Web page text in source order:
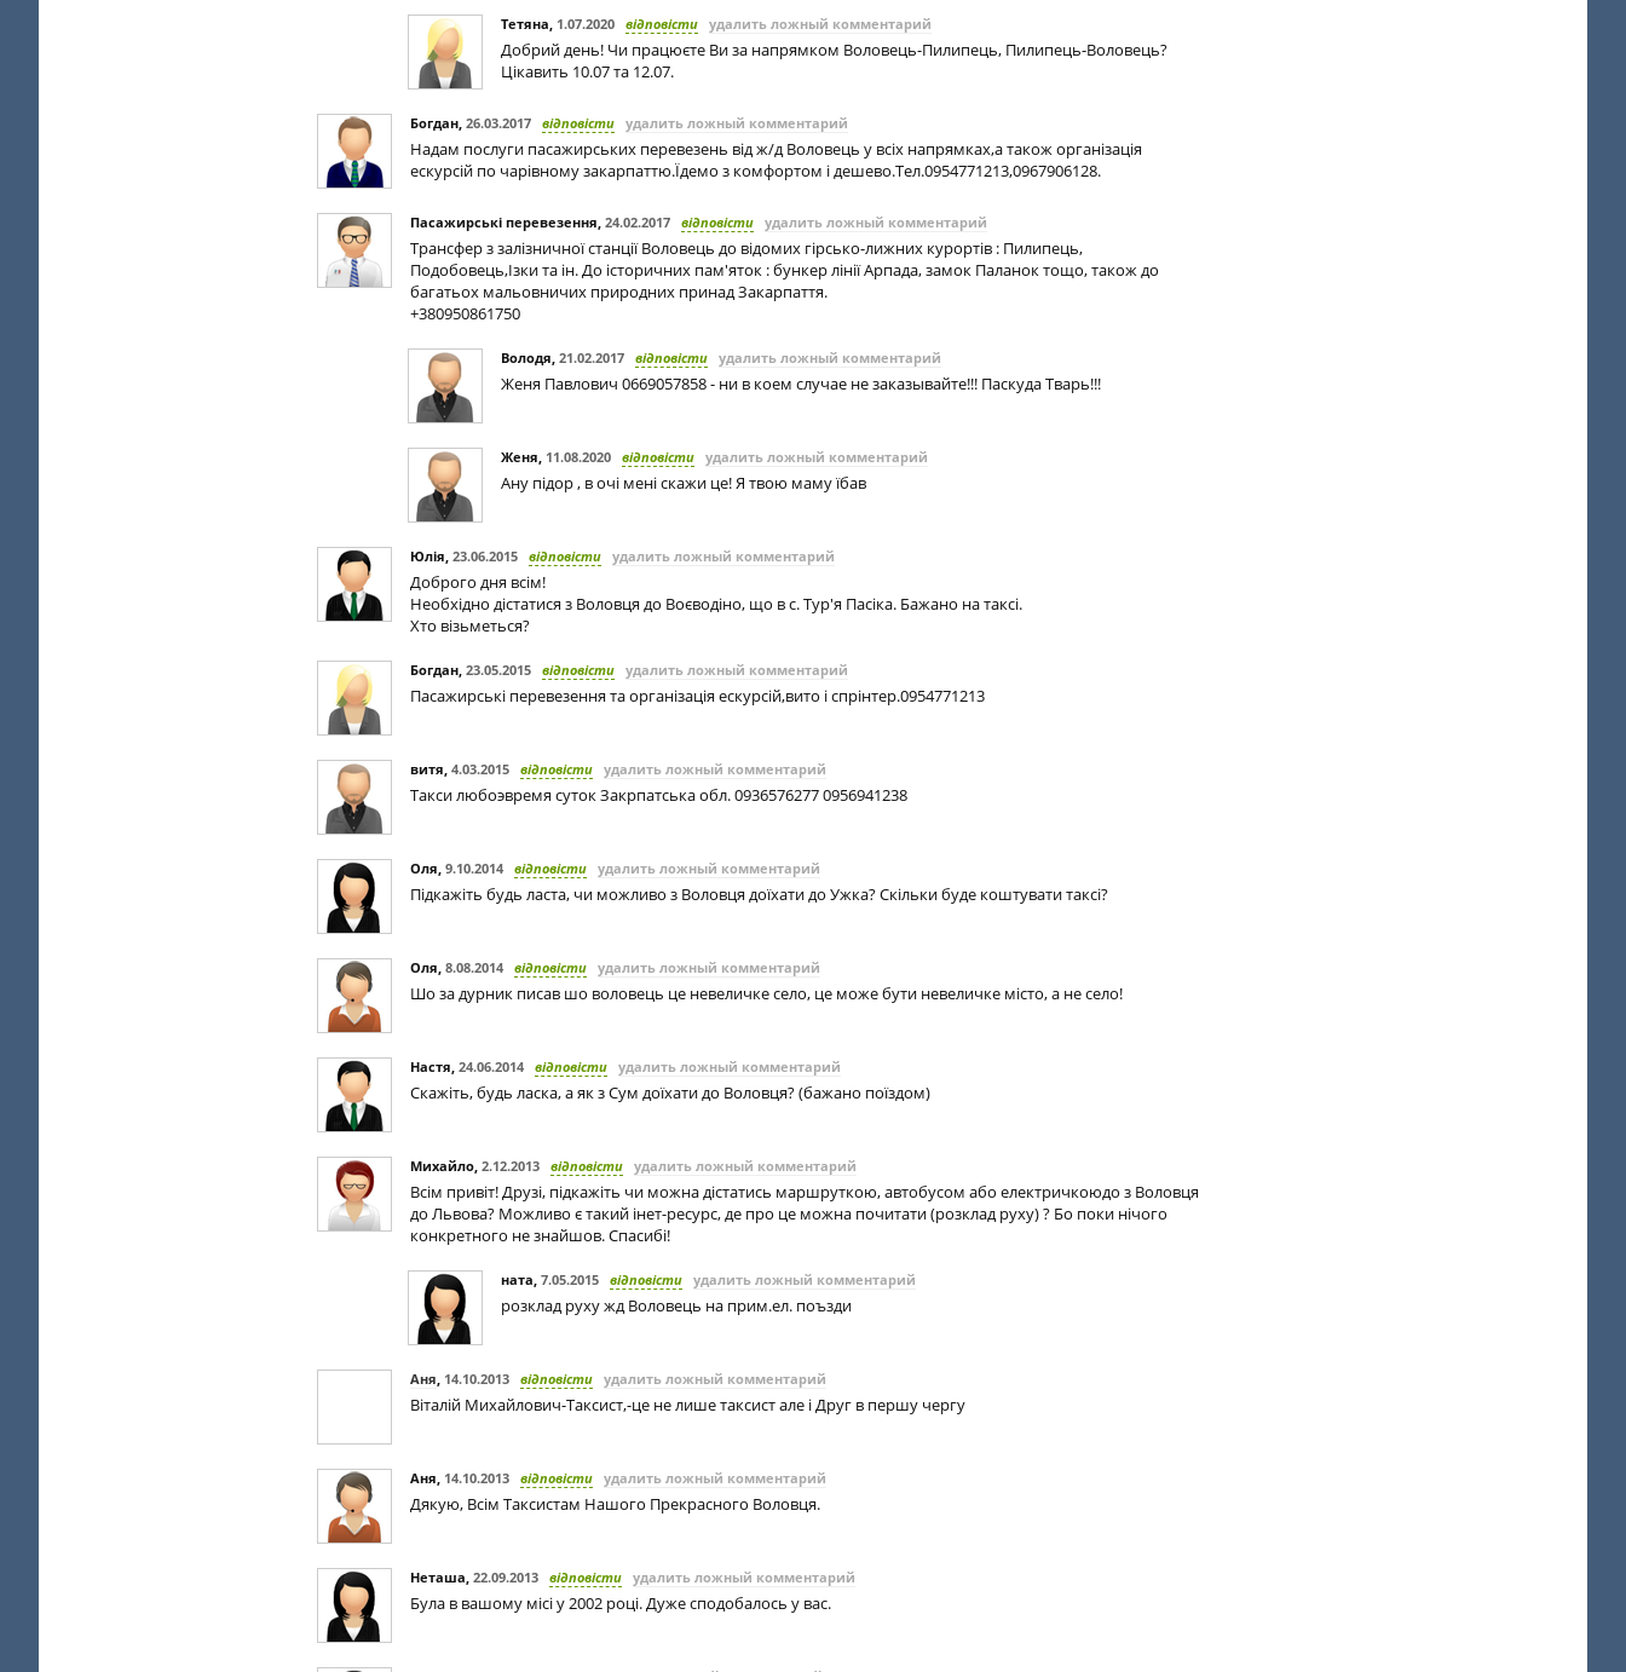
Тетяна, 1.07.2020 відповісти удалить ложный комментарий
Добрий день! Чи працюєте Ви за напрямком Воловець-Пилипець, Пилипець-Воловець?
Цікавить 10.07 та 12.07.
Богдан, 26.03.2017 відповісти удалить ложный комментарий
Надам послуги пасажирських перевезень від ж/д Воловець у всіх напрямках,а також організація
ескурсій по чарівному закарпаттю.Їдемо з комфортом і дешево.Тел.0954771213,0967906128.
Пасажирські перевезення, 24.02.2017 відповісти удалить ложный комментарий
Трансфер з залізничної станції Воловець до відомих гірсько-лижних курортів : Пилипець,
Подобовець,Ізки та ін. До історичних пам'яток : бункер лінії Арпада, замок Паланок тощо, також до
багатьох мальовничих природних принад Закарпаття.
+380950861750
Володя, 21.02.2017 відповісти удалить ложный комментарий
Женя Павлович 0669057858 - ни в коем случае не заказывайте!!! Паскуда Тварь!!!
Женя, 11.08.2020 відповісти удалить ложный комментарий
Ану підор , в очі мені скажи це! Я твою маму їбав
Юлія, 23.06.2015 відповісти удалить ложный комментарий
Доброго дня всім!
Необхідно дістатися з Воловця до Воєводіно, що в с. Тур'я Пасіка. Бажано на таксі.
Хто візьметься?
Богдан, 23.05.2015 відповісти удалить ложный комментарий
Пасажирські перевезення та організація ескурсій,вито і спрінтер.0954771213
витя, 4.03.2015 відповісти удалить ложный комментарий
Такси любоэвремя суток Закрпатська обл. 0936576277 0956941238
Оля, 9.10.2014 відповісти удалить ложный комментарий
Підкажіть будь ласта, чи можливо з Воловця доїхати до Ужка? Скільки буде коштувати таксі?
Оля, 8.08.2014 відповісти удалить ложный комментарий
Шо за дурник писав шо воловець це невеличке село, це може бути невеличке місто, а не село!
Настя, 24.06.2014 відповісти удалить ложный комментарий
Скажіть, будь ласка, а як з Сум доїхати до Воловця? (бажано поїздом)
Михайло, 2.12.2013 відповісти удалить ложный комментарий
Всім привіт! Друзі, підкажіть чи можна дістатись маршруткою, автобусом або електричкоюдо з Воловця
до Львова? Можливо є такий інет-ресурс, де про це можна почитати (розклад руху) ? Бо поки нічого
конкретного не знайшов. Спасибі!
ната, 7.05.2015 відповісти удалить ложный комментарий
розклад руху жд Воловець на прим.ел. поъзди
Аня, 14.10.2013 відповісти удалить ложный комментарий
Віталій Михайлович-Таксист,-це не лише таксист але і Друг в першу чергу
Аня, 14.10.2013 відповісти удалить ложный комментарий
Дякую, Всім Таксистам Нашого Прекрасного Воловця.
Неташа, 22.09.2013 відповісти удалить ложный комментарий
Була в вашому місі у 2002 році. Дуже сподобалось у вас.